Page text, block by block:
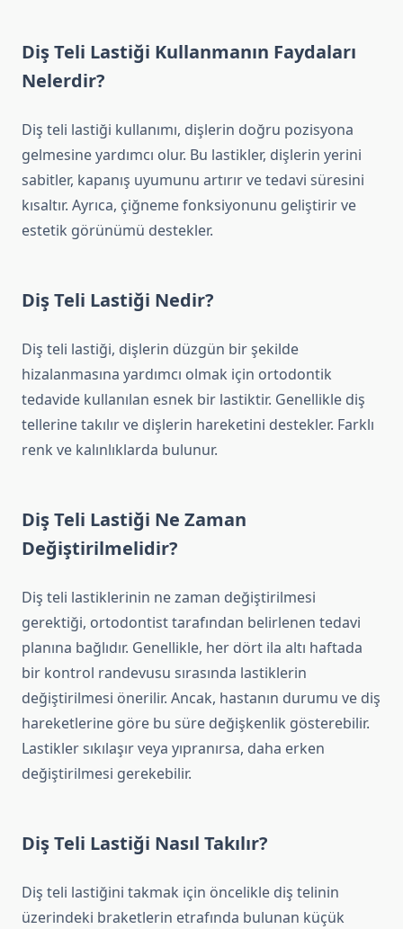
Diş Teli Lastiği Kullanmanın Faydaları
Nelerdir?
Diş teli lastiği kullanımı, dişlerin doğru pozisyona
gelmesine yardımcı olur. Bu lastikler, dişlerin yerini
sabitler, kapanış uyumunu artırır ve tedavi süresini
kısaltır. Ayrıca, çiğneme fonksiyonunu geliştirir ve
estetik görünümü destekler.
Diş Teli Lastiği Nedir?
Diş teli lastiği, dişlerin düzgün bir şekilde
hizalanmasına yardımcı olmak için ortodontik
tedavide kullanılan esnek bir lastiktir. Genellikle diş
tellerine takılır ve dişlerin hareketini destekler. Farklı
renk ve kalınlıklarda bulunur.
Diş Teli Lastiği Ne Zaman
Değiştirilmelidir?
Diş teli lastiklerinin ne zaman değiştirilmesi
gerektiği, ortodontist tarafından belirlenen tedavi
planına bağlıdır. Genellikle, her dört ila altı haftada
bir kontrol randevusu sırasında lastiklerin
değiştirilmesi önerilir. Ancak, hastanın durumu ve diş
hareketlerine göre bu süre değişkenlik gösterebilir.
Lastikler sıkılaşır veya yıpranırsa, daha erken
değiştirilmesi gerekebilir.
Diş Teli Lastiği Nasıl Takılır?
Diş teli lastiğini takmak için öncelikle diş telinin
üzerindeki braketlerin etrafında bulunan küçük